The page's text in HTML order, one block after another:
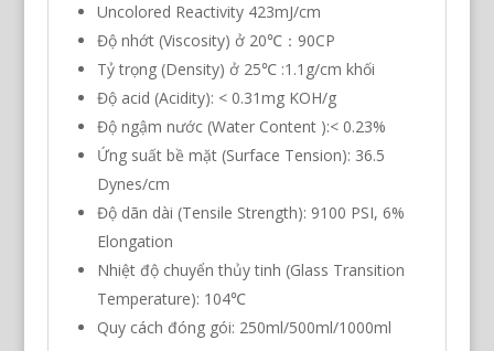
Uncolored Reactivity 423mJ/cm
Độ nhớt (Viscosity) ở 20℃：90CP
Tỷ trọng (Density) ở 25℃ :1.1g/cm khối
Độ acid (Acidity): < 0.31mg KOH/g
Độ ngậm nước (Water Content ):< 0.23%
Ứng suất bề mặt (Surface Tension): 36.5
Dynes/cm
Độ dãn dài (Tensile Strength): 9100 PSI, 6%
Elongation
Nhiệt độ chuyển thủy tinh (Glass Transition
Temperature): 104℃
Quy cách đóng gói: 250ml/500ml/1000ml